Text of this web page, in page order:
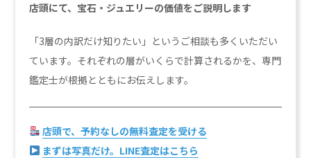
店頭にて、宝石・ジュエリーの価値をご説明します
「3層の内訳だけ知りたい」というご相談も多くいただい
ています。それぞれの層がいくらで計算されるかを、専門
鑑定士が根拠とともにお伝えします。
店頭で、予約なしの無料査定を受ける
まずは写真だけ。LINE査定はこちら